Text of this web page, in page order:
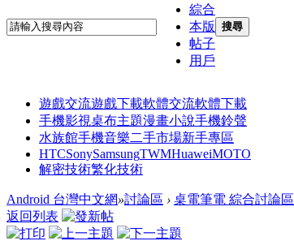
綜合
本版
帖子
用戶
搜尋
遊戲交流遊戲下載軟體交流軟體下載
手機影視桌布主題漫畫小說手機鈴聲
水族館手機音樂二手市場新手專區
HTCSonySamsungTWMHuaweiMOTO
解密技術繁化技術
Android 台灣中文網»討論區 › 桌電筆電 綜合討論區
返回列表